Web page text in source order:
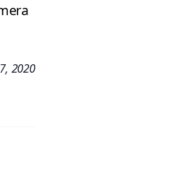
2020